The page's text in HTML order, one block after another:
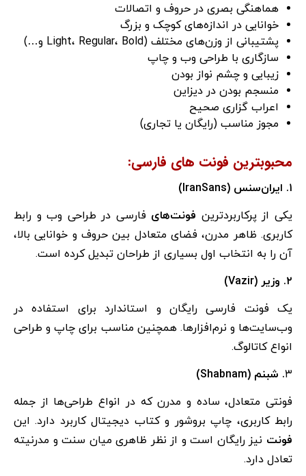
هماهنگی بصری در حروف و اتصالات
خوانایی در اندازه‌های کوچک و بزرگ
پشتیبانی از وزن‌های مختلف (Light، Regular، Bold و…)
سازگاری با طراحی وب و چاپ
زیبایی و چشم نواز بودن
منسجم بودن در دیزاین
اعراب گزاری صحیح
مجوز مناسب (رایگان یا تجاری)
محبوبترین فونت های فارسی:
۱. ایران‌سنس (IranSans)
یکی از پرکاربردترین فونت‌های فارسی در طراحی وب و رابط
کاربری. ظاهر مدرن، فضای متعادل بین حروف و خوانایی بالا،
آن را به انتخاب اول بسیاری از طراحان تبدیل کرده است.
۲. وزیر (Vazir)
یک فونت فارسی رایگان و استاندارد برای استفاده در
وب‌سایت‌ها و نرم‌افزارها. همچنین مناسب برای چاپ و طراحی
انواع کاتالوگ.
۳. شبنم (Shabnam)
فونتی متعادل، ساده و مدرن که در انواع طراحی‌ها از جمله
رابط کاربری، چاپ بروشور و کتاب دیجیتال کاربرد دارد. این
فونت نیز رایگان است و از نظر ظاهری میان سنت و مدرنیته
تعادل دارد.